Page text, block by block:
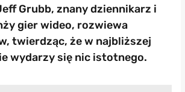
Grubb, znany dziennikarz i
gier wideo, rozwiewa
twierdząc, że w najbliższej
wydarzy się nic istotnego.